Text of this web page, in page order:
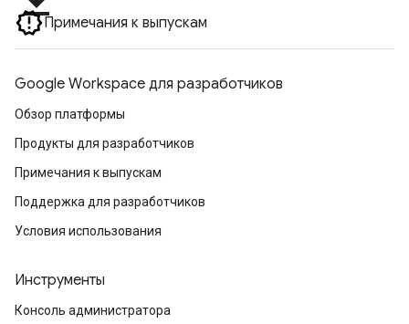
Примечания к выпускам
Google Workspace для разработчиков
Обзор платформы
Продукты для разработчиков
Примечания к выпускам
Поддержка для разработчиков
Условия использования
Инструменты
Консоль администратора